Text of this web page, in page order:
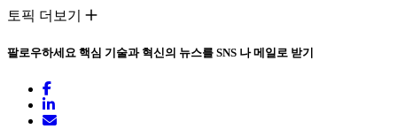
토픽 더보기
팔로우하세요 핵심 기술과 혁신의 뉴스를 SNS 나 메일로 받기